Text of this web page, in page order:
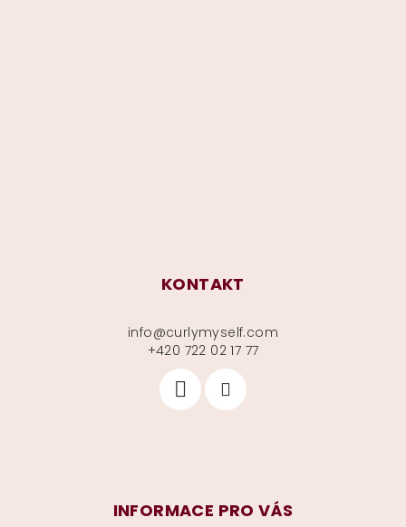
KONTAKT
info@curlymyself.com
+420 722 02 17 77
INFORMACE PRO VÁS